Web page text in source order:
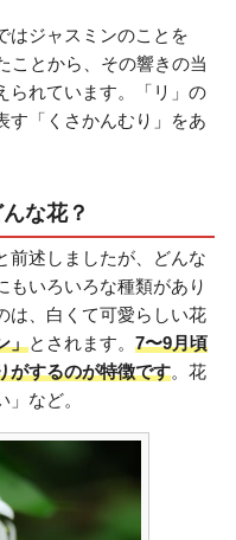
はジャスミンのことを
ことから、その響きの当
られています。「リ」の
す「くさかんむり」をあ
な花？
前述しましたが、どんな
もいろいろな種類があり
は、白くて可愛らしい花
」とされます。 7〜9月頃
がするのが特徴です。花
など。